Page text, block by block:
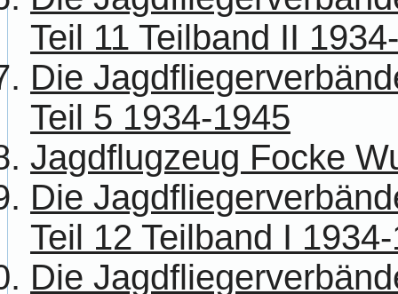
Teil 11 Teilband II
Die
Teil 5 1934-1945
Jagdflugzeug Focke
Die
Teil 12 Teilband I
Die